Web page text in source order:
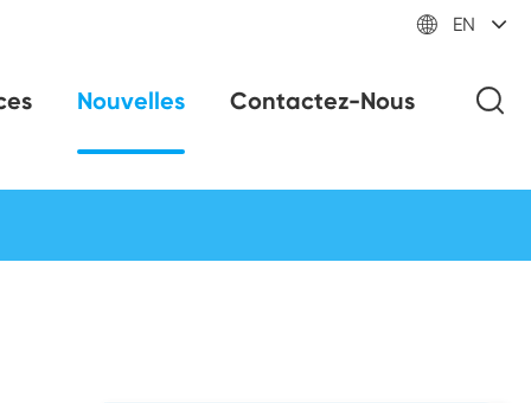
 EN
Nouvelles Contactez-Nous